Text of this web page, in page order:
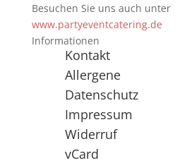
Besuchen Sie uns auch unter
www.partyeventcatering.de
Informationen
Kontakt
Allergene
Datenschutz
Impressum
Widerruf
vCard